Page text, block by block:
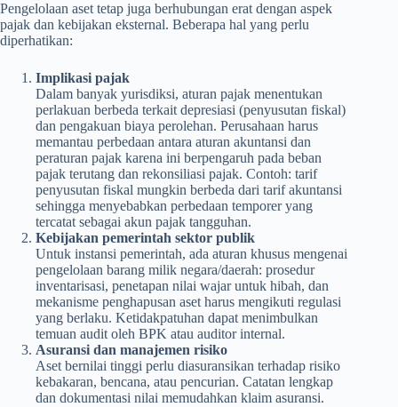
Pengelolaan aset tetap juga berhubungan erat dengan aspek
pajak dan kebijakan eksternal. Beberapa hal yang perlu
diperhatikan:
Implikasi pajak
Dalam banyak yurisdiksi, aturan pajak menentukan
perlakuan berbeda terkait depresiasi (penyusutan fiskal)
dan pengakuan biaya perolehan. Perusahaan harus
memantau perbedaan antara aturan akuntansi dan
peraturan pajak karena ini berpengaruh pada beban
pajak terutang dan rekonsiliasi pajak. Contoh: tarif
penyusutan fiskal mungkin berbeda dari tarif akuntansi
sehingga menyebabkan perbedaan temporer yang
tercatat sebagai akun pajak tangguhan.
Kebijakan pemerintah sektor publik
Untuk instansi pemerintah, ada aturan khusus mengenai
pengelolaan barang milik negara/daerah: prosedur
inventarisasi, penetapan nilai wajar untuk hibah, dan
mekanisme penghapusan aset harus mengikuti regulasi
yang berlaku. Ketidakpatuhan dapat menimbulkan
temuan audit oleh BPK atau auditor internal.
Asuransi dan manajemen risiko
Aset bernilai tinggi perlu diasuransikan terhadap risiko
kebakaran, bencana, atau pencurian. Catatan lengkap
dan dokumentasi nilai memudahkan klaim asuransi.